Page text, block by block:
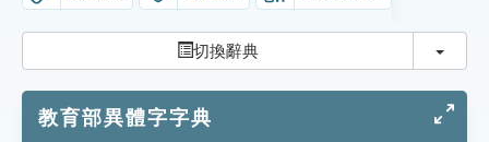
遊戲專區
教學應用
貓頭鷹博士
切換辭典 切換
教育部異體字字典